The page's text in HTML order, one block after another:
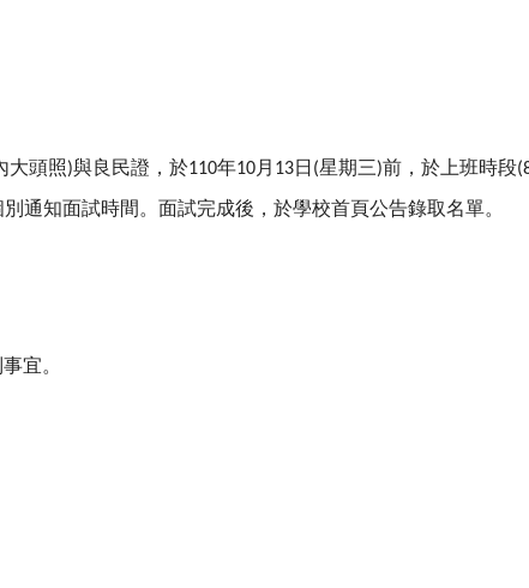
大頭照)與良民證，於110年10月 13日 (星期三)前，於上班時段
別通知面試時間。面試完成後，於學校首頁公告錄取名單。
宜。